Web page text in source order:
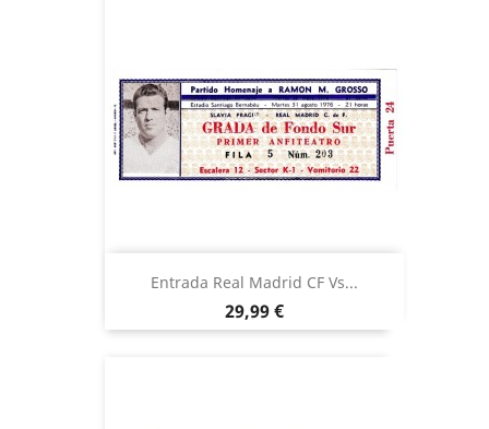
Entrada Real Madrid CF Vs...
Precio
29,99 €